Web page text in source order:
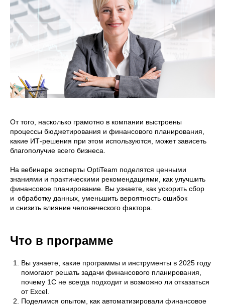
От того, насколько грамотно в компании выстроены
процессы бюджетирования и финансового планирования,
какие ИТ-решения при этом используются, может зависеть
благополучие всего бизнеса.
На вебинаре эксперты OptiTeam поделятся ценными
знаниями и практическими рекомендациями, как улучшить
финансовое планирование. Вы узнаете, как ускорить сбор
и обработку данных, уменьшить вероятность ошибок
и снизить влияние человеческого фактора.
Что в программе
Вы узнаете, какие программы и инструменты в 2025 году
помогают решать задачи финансового планирования,
почему 1С не всегда подходит и возможно ли отказаться
от Excel.
Поделимся опытом, как автоматизировали финансовое